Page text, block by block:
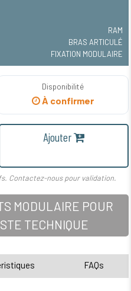
RAM
BRAS ARTICULÉ
FIXATION MODULAIRE
Disponibilité
À confirmer
Ajouter
Contactez-nous pour validation.
MODULAIRE POUR
TECHNIQUE
FAQs